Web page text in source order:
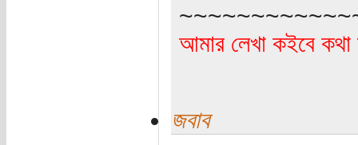
আমার লেখা কইবে
জবাব